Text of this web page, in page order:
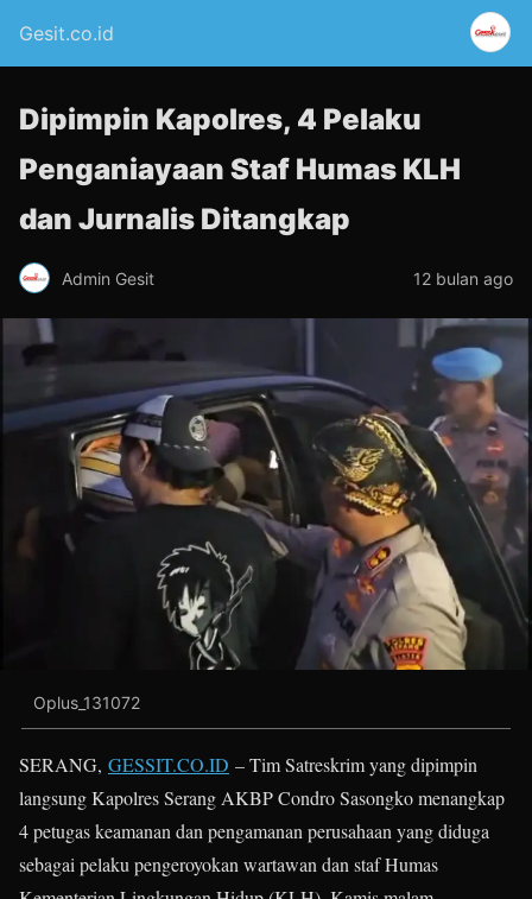
Gesit.co.id
Dipimpin Kapolres, 4 Pelaku
Penganiayaan Staf Humas KLH
dan Jurnalis Ditangkap
Admin Gesit 12 bulan ago
Oplus_131072
SERANG, GESSIT.CO.ID – Tim Satreskrim yang dipimpin
langsung Kapolres Serang AKBP Condro Sasongko menangkap
4 petugas keamanan dan pengamanan perusahaan yang diduga
sebagai pelaku pengeroyokan wartawan dan staf Humas